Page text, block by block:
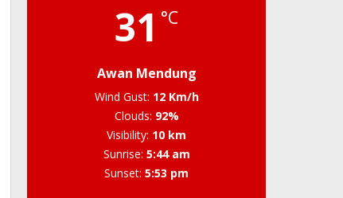
31 °C
Awan Mendung
Wind Gust: 12 Km/h
Clouds: 92%
Visibility: 10 km
Sunrise: 5:44 am
Sunset: 5:53 pm